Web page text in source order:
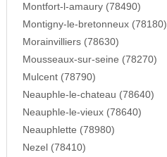
Montfort-l-amaury (78490)
Montigny-le-bretonneux (78180)
Morainvilliers (78630)
Mousseaux-sur-seine (78270)
Mulcent (78790)
Neauphle-le-chateau (78640)
Neauphle-le-vieux (78640)
Neauphlette (78980)
Nezel (78410)